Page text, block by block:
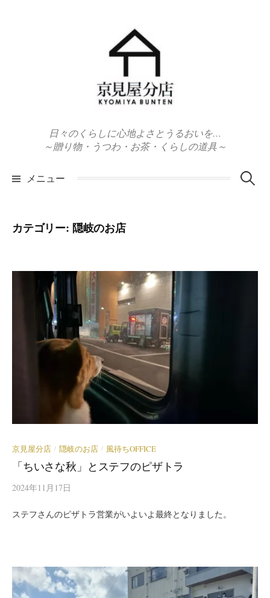
日々のくらしに心地よさとうるおいを…
～贈り物・うつわ・お茶・くらしの道具～
メニュー 検
カテゴリー: 隠岐のお店
京見屋分店 / 隠岐のお店 / 風待ちOFFICE
「ちいさな秋」とステフのピザトラ
2024年11月17日
ステフさんのピザトラ営業がいよいよ最終となりました。